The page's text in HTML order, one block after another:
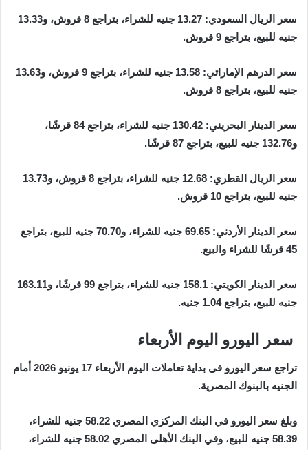
سعر الريال السعودي: 13.27 جنيه للشراء، بتراجع 8 قروش، و13.33
جنيه للبيع، بتراجع 9 قروش.
سعر الدرهم الإماراتي: 13.58 جنيه للشراء، بتراجع 9 قروش، و13.63
جنيه للبيع، بتراجع 8 قروش.
سعر الدينار البحريني: 130.42 جنيه للشراء، بتراجع 84 قرشًا،
و132.76 جنيه للبيع، بتراجع 87 قرشًا.
سعر الريال القطري: 12.68 جنيه للشراء، بتراجع 8 قروش، و13.73
جنيه للبيع، بتراجع 10 قروش.
سعر الدينار الأردني: 69.65 جنيه للشراء، و70.70 جنيه للبيع، بتراجع
45 قرشًا للشراء والبيع.
سعر الدينار الكويتي: 158.1 جنيه للشراء، بتراجع 99 قرشًا، و163.11
جنيه للبيع، بتراجع 1.04 جنيه.
سعر اليورو اليوم الأربعاء
تراجع سعر اليورو فى بداية تعاملات اليوم الأربعاء 17 يونيو 2026 أمام
الجنيه بالبنوك المصرية.
وبلغ سعر اليورو في البنك المركزي المصري 58.22 جنيه للشراء،
58.39 جنيه للبيع، وفي البنك الأهلى المصري 58.02 جنيه للشراء،